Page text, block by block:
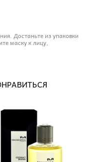
Достаньте из упаковки
маску к лицу,